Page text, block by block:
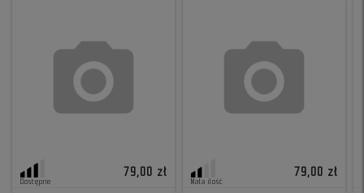
Dostępne
79,00 zł
Mała ilość
79,00 zł